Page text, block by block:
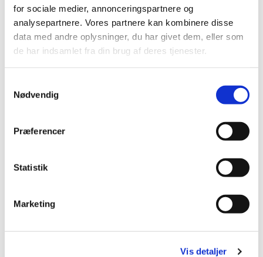
for sociale medier, annonceringspartnere og
analysepartnere. Vores partnere kan kombinere disse
data med andre oplysninger, du har givet dem, eller som
de har indsamlet fra din brug af deres tjenester.
Nødvendig
Præferencer
Statistik
Marketing
Vis detaljer
Kirkecaféen er ikke styret af præsterne, men en gang i mellem
kommer der er en præst forbi og drikker en kop kaffe.